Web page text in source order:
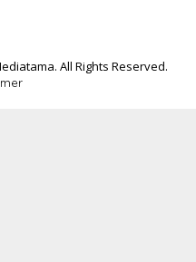
All Rights Reserved.